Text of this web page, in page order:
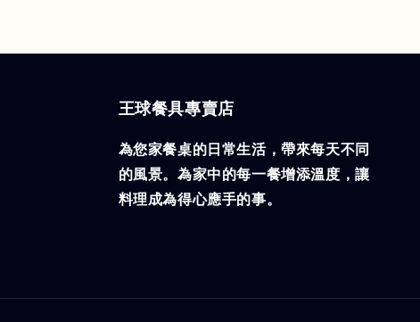
王球餐具專賣店
為您家餐桌的日常生活，帶來每天不同
的風景。為家中的每一餐增添溫度，讓
料理成為得心應手的事。